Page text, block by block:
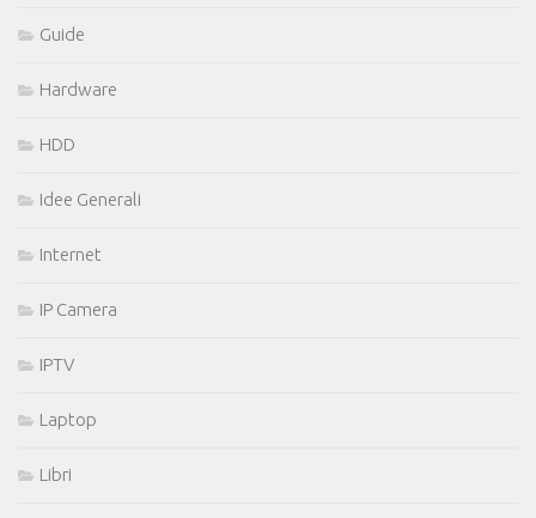
Guide
Hardware
HDD
Idee Generali
Internet
IP Camera
IPTV
Laptop
Libri